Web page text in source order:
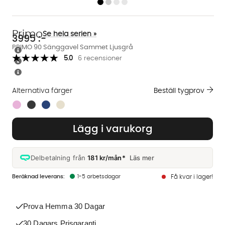
PRIMO 90 Sänggavel Sammet Ljusgrå
PrimoSe hela serien »
5.0 6 recensioner
3995:-
Lägg i varukorg
Delbetalning från181 kr/mån* Läs mer
1-5 arbetsdagar Få kvar i lager!
Alternativa färger
Finns även i dessa färger:
Beställ tygprov
Prova Hemma 30 Dagar